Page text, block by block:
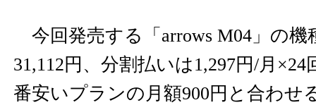
今回発売する「arrows M04」の機
31,112円、分割払いは1,297円/月
番安いプランの月額900円と合わせ